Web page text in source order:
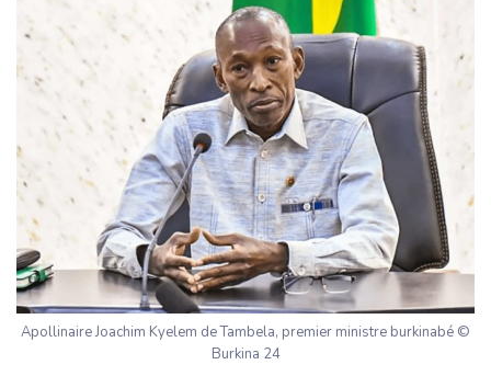
Apollinaire Joachim Kyelem de Tambela, premier ministre burkinabé ©
Burkina 24